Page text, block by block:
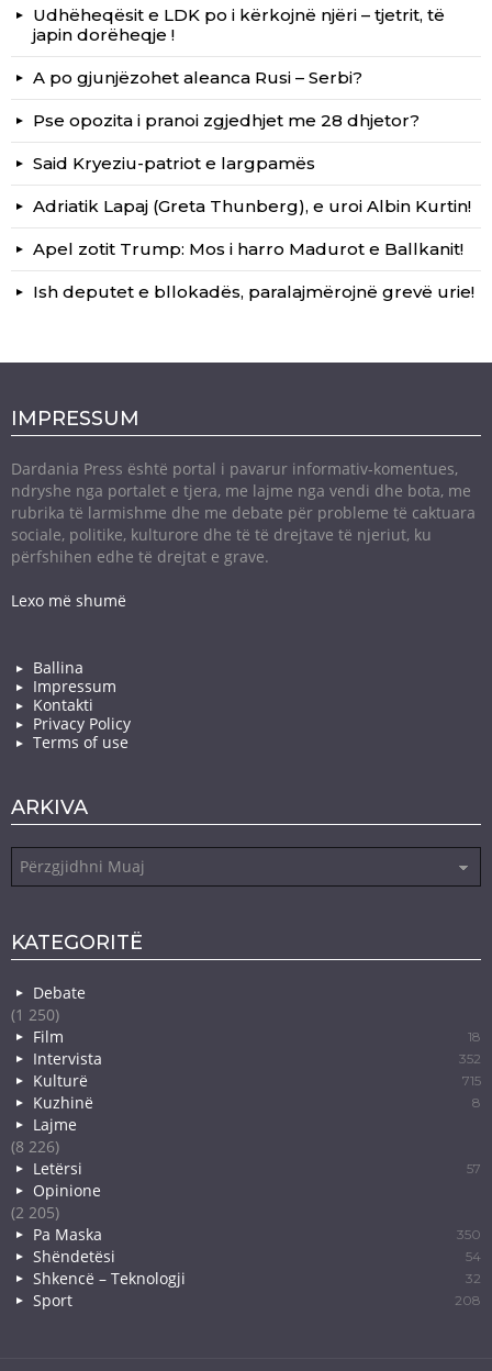
Udhëheqësit e LDK po i kërkojnë njëri – tjetrit, të
japin dorëheqje !
A po gjunjëzohet aleanca Rusi – Serbi?
Pse opozita i pranoi zgjedhjet me 28 dhjetor?
Said Kryeziu-patriot e largpamës
Adriatik Lapaj (Greta Thunberg), e uroi Albin Kurtin!
Apel zotit Trump: Mos i harro Madurot e Ballkanit!
Ish deputet e bllokadës, paralajmërojnë grevë urie!
IMPRESSUM
Dardania Press është portal i pavarur informativ-komentues,
ndryshe nga portalet e tjera, me lajme nga vendi dhe bota, me
rubrika të larmishme dhe me debate për probleme të caktuara
sociale, politike, kulturore dhe të të drejtave të njeriut, ku
përfshihen edhe të drejtat e grave.
Lexo më shumë
Ballina
Impressum
Kontakti
Privacy Policy
Terms of use
ARKIVA
KATEGORITË
Debate
(1 250)
Film
18
Intervista 352
Kulturë 715
Kuzhinë 8
Lajme
(8 226)
Letërsi
57
Opinione
(2 205)
Pa Maska
350
Shëndetësi 54
Shkencë – Teknologji 32
Sport 208